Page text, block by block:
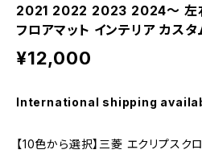
2021 2022 2023 2024～ 左
フロアマット インテリア カスタ
¥12,000
International shipping
【10色から選択】三菱 エクリプス